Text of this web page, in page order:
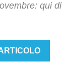
qui di